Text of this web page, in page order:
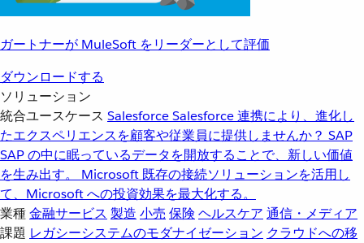
ガートナーが MuleSoft をリーダーとして評価
ダウンロードする
ソリューション
統合ユースケース SalesforceSalesforce 連携により、進化し
たエクスペリエンスを顧客や従業員に提供しませんか？ SAP
SAP の中に眠っているデータを開放することで、新しい価値
を生み出す。
Microsoft 既存の接続ソリューションを活用し
て、Microsoft への投資効果を最大化する。
業種金融サービス 製造 小売 保険 ヘルスケア 通信・メディア
課題 レガシーシステムのモダナイゼーション クラウドへの移